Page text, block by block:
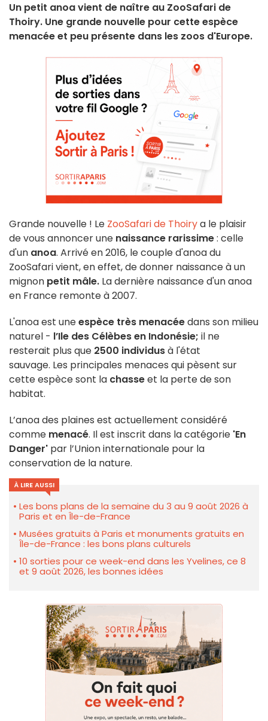
Un petit anoa vient de naître au ZooSafari de
Thoiry. Une grande nouvelle pour cette espèce
menacée et peu présente dans les zoos d'Europe.
Grande nouvelle ! Le ZooSafari de Thoirya le plaisir
de vous annoncer une naissance rarissime: celle
d'un anoa. Arrivé en 2016, le couple d'anoa du
ZooSafari vient, en effet, de donner naissance à un
mignon petit mâle. La dernière naissance d'un anoa
en France remonte à 2007.
L'anoa est uneespèce très menacéedans son milieu
naturel - l’Ile des Célèbes en Indonésie; il ne
resterait plus que 2500 individusà l'état
sauvage. Les principales menaces qui pèsent sur
cette espèce sont la chasseet la perte de son
habitat.
L’anoa des plaines est actuellement considéré
comme menacé. Il est inscrit dans la catégorie 'En
Danger' par l’Union internationale pour la
conservation de la nature.
À LIRE AUSSI
Les bons plans de la semaine du 3 au 9 août 2026 à
Paris et en Île-de-France
Musées gratuits à Paris et monuments gratuits en
Île-de-France : les bons plans culturels
10 sorties pour ce week-end dans les Yvelines, ce 8
et 9 août 2026, les bonnes idées